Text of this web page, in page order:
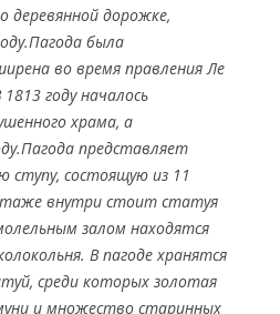
деревянной дорожке,
была
во время правления Ле
году началось
храма, а
представляет
ступу, состоящую из 11
внутри стоит статуя
залом находятся
В пагоде хранятся
среди которых золотая
и множество старинных